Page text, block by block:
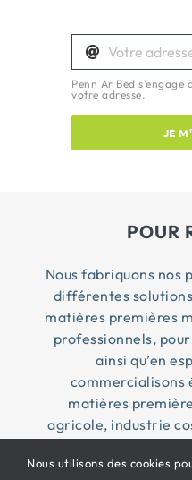
Penn Ar Bed s'engage
votre adresse.
JE
POUR
Nous fabriquons nos
différentes
matières premières
professionnels,
ainsi qu’en
commercialisons
matières
agricole, industrie
Nous utilisons des cookies